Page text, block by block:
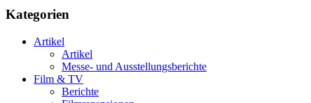
Kategorien
Artikel
Artikel
Messe- und Ausstellungsberichte
Film & TV
Berichte